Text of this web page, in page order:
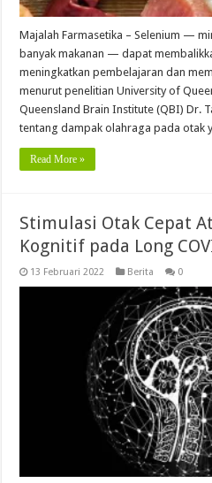
Majalah Farmasetika – Selenium —
banyak makanan — dapat
meningkatkan pembelajaran dan
menurut penelitian University of
Queensland Brain Institute (QBI) Dr.
tentang dampak olahraga pada otak
Read More »
Stimulasi Otak Cepat
Kognitif pada Long
13 Februari 2022 Berita 0